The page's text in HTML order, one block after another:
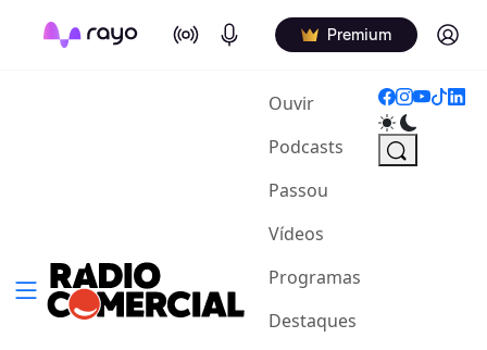
On Air Podcasts Premium Log in
Ouvir(current)
Podcasts
Passou
Vídeos
Programas
Destaques